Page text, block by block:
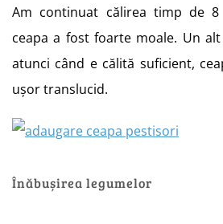
Am continuat călirea timp de
ceapa a fost foarte moale. Un
atunci când e călită suficient,
ușor translucid.
Înăbușirea legumelor